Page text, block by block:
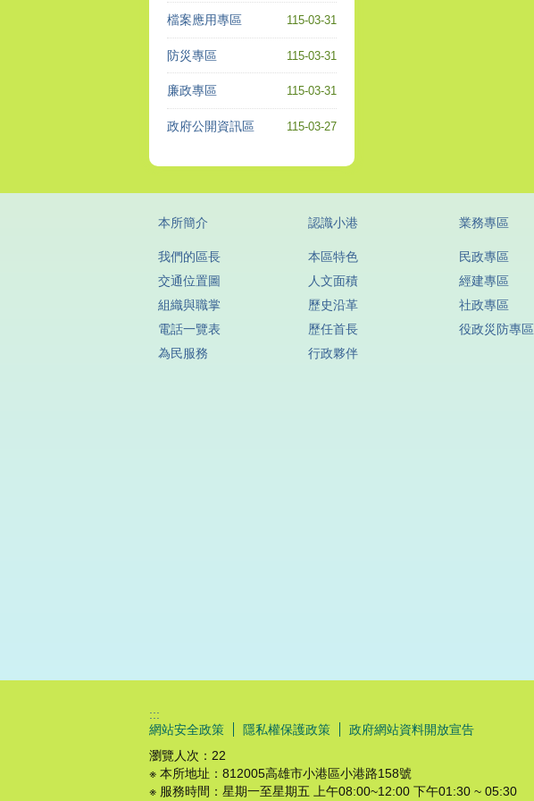
115-03-31
檔案應用專區
115-03-31
防災專區
115-03-31
廉政專區
115-03-27
政府公開資訊區
本所簡介
我們的區長
交通位置圖
組織與職掌
電話一覽表
為民服務
認識小港
本區特色
人文面積
歷史沿革
歷任首長
行政夥伴
業務專區
民政專區
經建專區
社政專區
役政災防專區
:::
網站安全政策
隱私權保護政策
政府網站資料開放宣告
瀏覽人次： 22
※ 本所地址：812005高雄市小港區小港路158號
※ 服務時間：星期一至星期五 上午08:00~12:00 下午01:30 ~ 05:30